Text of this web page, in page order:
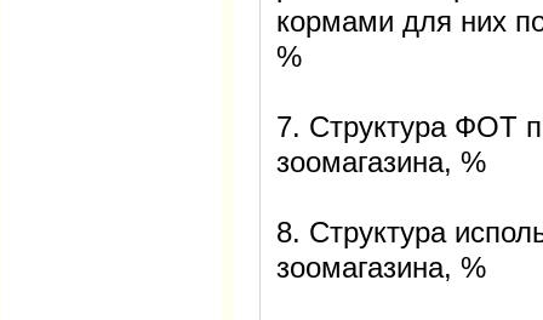
кормами для них
%
7. Структура ФОТ
зоомагазина, %
8. Структура
зоомагазина, %